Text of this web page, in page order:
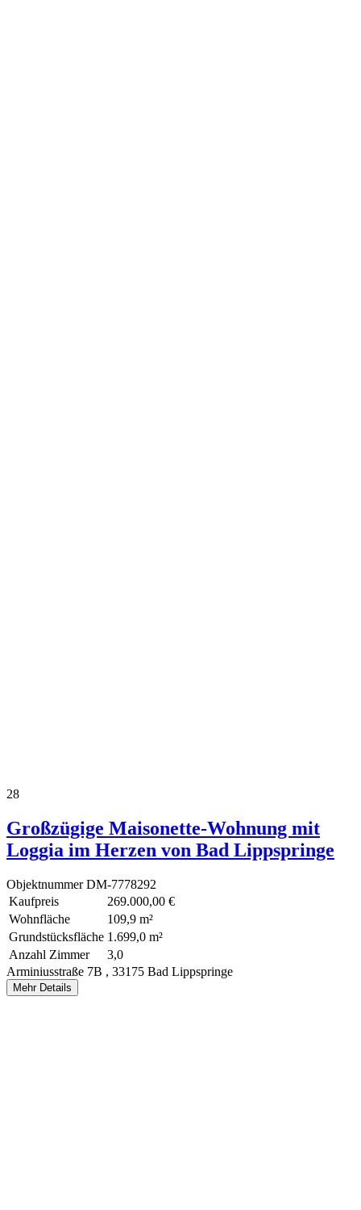
28
Großzügige Maisonette-Wohnung mit
Loggia im Herzen von Bad Lippspringe
Objektnummer DM-7778292
Kaufpreis
269.000,00 €
Wohnfläche
109,9 m²
Grundstücksfläche 1.699,0 m²
Anzahl Zimmer
3,0
Arminiusstraße 7B , 33175 Bad Lippspringe
Mehr Details